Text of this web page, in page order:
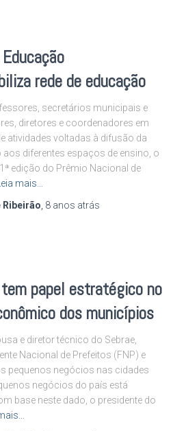
rede de educação
secretários municipais e
diretores e coordenadores em
atividades voltadas à difusão da
diferentes espaços de ensino, o
edição do Prêmio Nacional de
Leia mais…
Ribeirão 8 anos atrás
papel estratégico no
dos municípios
e diretor técnico do Sebrae,
Nacional de Prefeitos (FNP) e
pequenos negócios nas cidades
negócios do país está
base neste dado, o presidente do